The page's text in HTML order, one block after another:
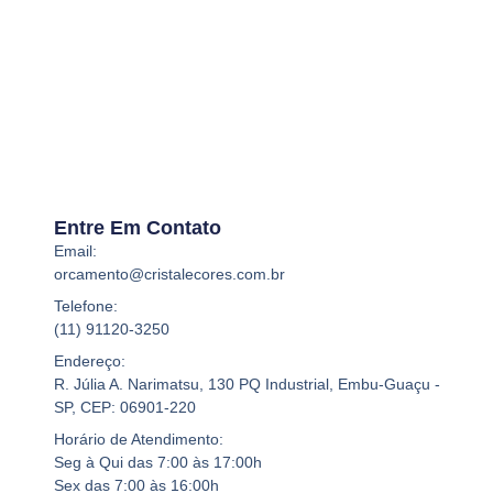
Entre Em Contato
Email:
orcamento@cristalecores.com.br
Telefone:
(11) 91120-3250
Endereço:
R. Júlia A. Narimatsu, 130 PQ Industrial, Embu-Guaçu -
SP, CEP: 06901-220
Horário de Atendimento:
Seg à Qui das 7:00 às 17:00h
Sex das 7:00 às 16:00h